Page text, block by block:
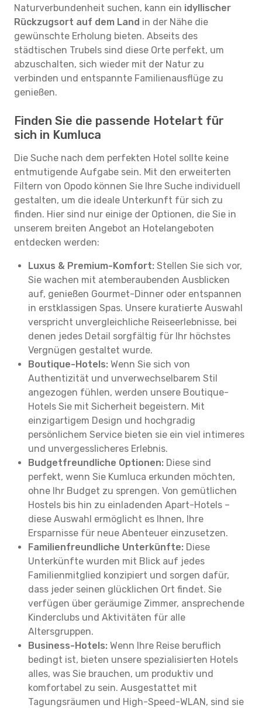
Naturverbundenheit suchen, kann ein idyllischer
Rückzugsort auf dem Land in der Nähe die
gewünschte Erholung bieten. Abseits des
städtischen Trubels sind diese Orte perfekt, um
abzuschalten, sich wieder mit der Natur zu
verbinden und entspannte Familienausflüge zu
genießen.
Finden Sie die passende Hotelart für
sich in Kumluca
Die Suche nach dem perfekten Hotel sollte keine
entmutigende Aufgabe sein. Mit den erweiterten
Filtern von Opodo können Sie Ihre Suche individuell
gestalten, um die ideale Unterkunft für sich zu
finden. Hier sind nur einige der Optionen, die Sie in
unserem breiten Angebot an Hotelangeboten
entdecken werden:
Luxus & Premium-Komfort: Stellen Sie sich vor,
Sie wachen mit atemberaubenden Ausblicken
auf, genießen Gourmet-Dinner oder entspannen
in erstklassigen Spas. Unsere kuratierte Auswahl
verspricht unvergleichliche Reiseerlebnisse, bei
denen jedes Detail sorgfältig für Ihr höchstes
Vergnügen gestaltet wurde.
Boutique-Hotels: Wenn Sie sich von
Authentizität und unverwechselbarem Stil
angezogen fühlen, werden unsere Boutique-
Hotels Sie mit Sicherheit begeistern. Mit
einzigartigem Design und hochgradig
persönlichem Service bieten sie ein viel intimeres
und unvergesslicheres Erlebnis.
Budgetfreundliche Optionen: Diese sind
perfekt, wenn Sie Kumluca erkunden möchten,
ohne Ihr Budget zu sprengen. Von gemütlichen
Hostels bis hin zu einladenden Apart-Hotels –
diese Auswahl ermöglicht es Ihnen, Ihre
Ersparnisse für neue Abenteuer einzusetzen.
Familienfreundliche Unterkünfte: Diese
Unterkünfte wurden mit Blick auf jedes
Familienmitglied konzipiert und sorgen dafür,
dass jeder seinen glücklichen Ort findet. Sie
verfügen über geräumige Zimmer, ansprechende
Kinderclubs und Aktivitäten für alle
Altersgruppen.
Business-Hotels: Wenn Ihre Reise beruflich
bedingt ist, bieten unsere spezialisierten Hotels
alles, was Sie brauchen, um produktiv und
komfortabel zu sein. Ausgestattet mit
Tagungsräumen und High-Speed-WLAN, sind sie